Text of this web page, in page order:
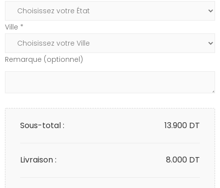
Ville *
Remarque (optionnel)
Sous-total : 13.900 DT
Livraison : 8.000 DT